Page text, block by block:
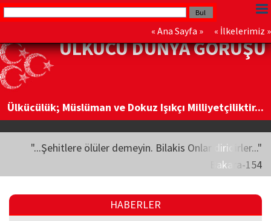
« Ana Sayfa » « İlkelerimiz »
ÜLKÜCÜ DÜNYA GÖRÜŞÜ
Ülkücülük; Müslüman ve Dokuz Işıkçı Milliyetçiliktir...
"...Şehitlere ölüler demeyin. Bilakis Onlar diridirler..."
Bakara-154
HABERLER